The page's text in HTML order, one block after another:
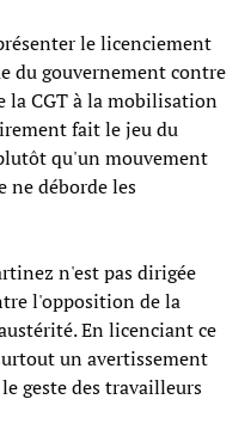
le licenciement
du gouvernement contre
la CGT à la mobilisation
fait le jeu du
qu'un mouvement
ne déborde les
n'est pas dirigée
l'opposition de la
En licenciant ce
un avertissement
geste des travailleurs